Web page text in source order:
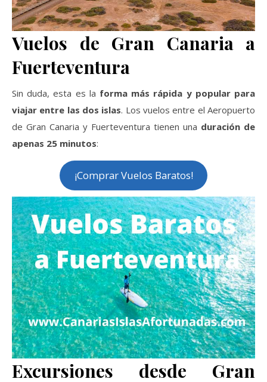
Vuelos de Gran Canaria a
Fuerteventura
Sin duda, esta es la forma más rápida y popular para
viajar entre las dos islas. Los vuelos entre el Aeropuerto
de Gran Canaria y Fuerteventura tienen una duración de
apenas 25 minutos:
¡Comprar Vuelos Baratos!
Excursiones desde Gran